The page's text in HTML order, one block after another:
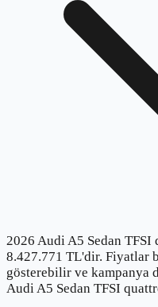
2026 Audi A5 Sedan TFSI
8.427.771 TL'dir. Fiyatlar
gösterebilir ve kampanya
Audi A5 Sedan TFSI